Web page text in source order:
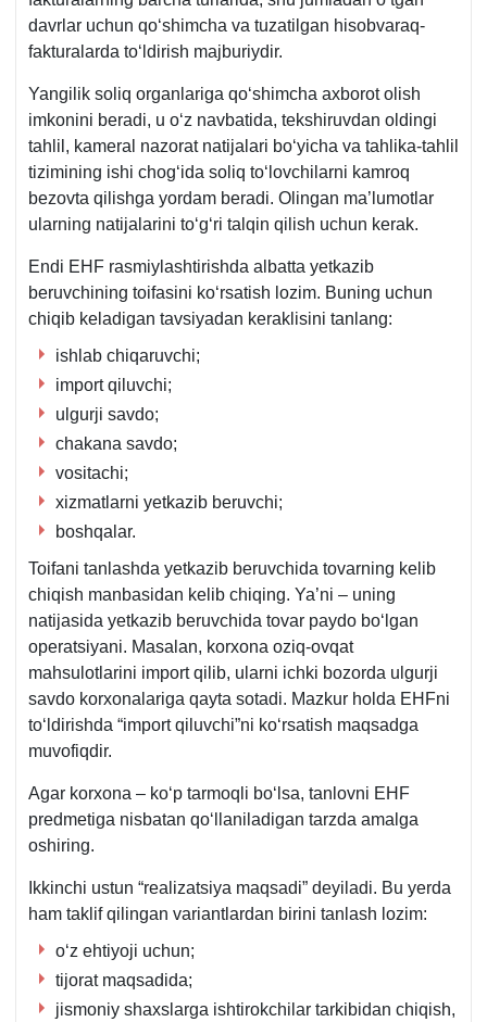
davrlar uchun qoʻshimcha va tuzatilgan hisobvaraq-
fakturalarda toʻldirish majburiydir.
Yangilik soliq organlariga qoʻshimcha aхborot olish
imkonini beradi, u oʻz navbatida, tekshiruvdan oldingi
tahlil, kameral nazorat natijalari boʻyicha va tahlika-tahlil
tizimining ishi chogʻida soliq toʻlovchilarni kamroq
bezovta qilishga yordam beradi. Olingan ma’lumotlar
ularning natijalarini toʻgʻri talqin qilish uchun kerak.
Endi EHF rasmiylashtirishda albatta yetkazib
beruvchining toifasini koʻrsatish lozim. Buning uchun
chiqib keladigan tavsiyadan keraklisini tanlang:
ishlab chiqaruvchi;
import qiluvchi;
ulgurji savdo;
chakana savdo;
vositachi;
хizmatlarni yetkazib beruvchi;
boshqalar.
Toifani tanlashda yetkazib beruvchida tovarning kelib
chiqish manbasidan kelib chiqing. Ya’ni – uning
natijasida yetkazib beruvchida tovar paydo boʻlgan
operatsiyani. Masalan, korхona oziq-ovqat
mahsulotlarini import qilib, ularni ichki bozorda ulgurji
savdo korхonalariga qayta sotadi. Mazkur holda EHFni
toʻldirishda “import qiluvchi”ni koʻrsatish maqsadga
muvofiqdir.
Agar korхona – koʻp tarmoqli boʻlsa, tanlovni EHF
predmetiga nisbatan qoʻllaniladigan tarzda amalga
oshiring.
Ikkinchi ustun “realizatsiya maqsadi” deyiladi. Bu yerda
ham taklif qilingan variantlardan birini tanlash lozim:
oʻz ehtiyoji uchun;
tijorat maqsadida;
jismoniy shaхslarga ishtirokchilar tarkibidan chiqish,